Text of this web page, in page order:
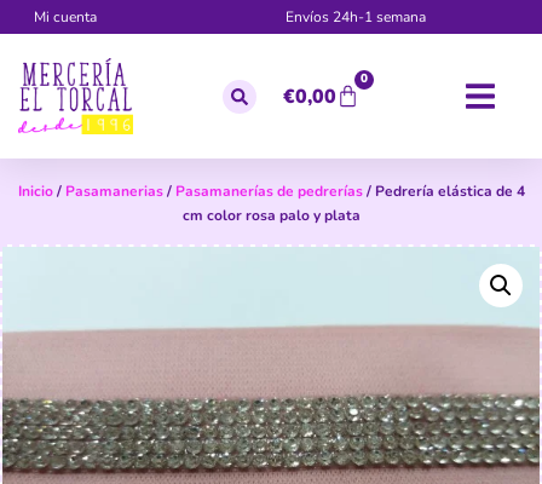
Mi cuenta Envíos 24h-1 semana
€0,00
0
Inicio/ Pasamanerias/ Pasamanerías de pedrerías/ Pedrería elástica de 4
cm color rosa palo y plata